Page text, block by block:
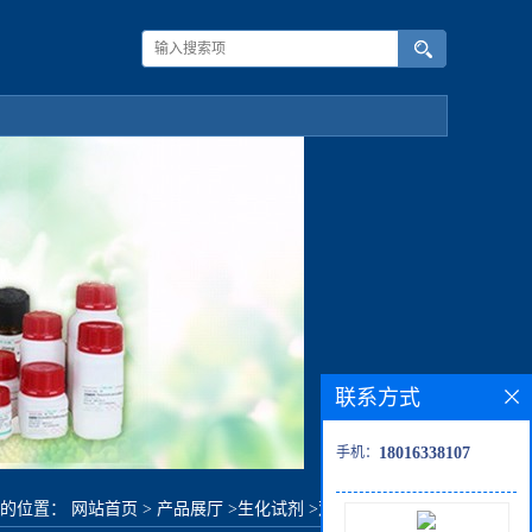
位置： 网站首页 > 产品展厅 >生化试剂 >双羧基聚乙二醇
联系方式
手机： 18016338107